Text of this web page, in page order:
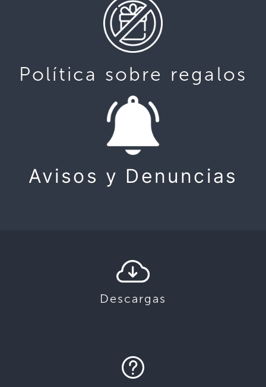
Política sobre regalos
Avisos y Denuncias
Descargas